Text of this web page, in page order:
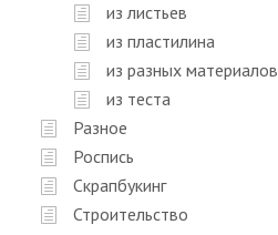
из листьев
из пластилина
из разных материалов
из теста
Разное
Роспись
Скрапбукинг
Строительство